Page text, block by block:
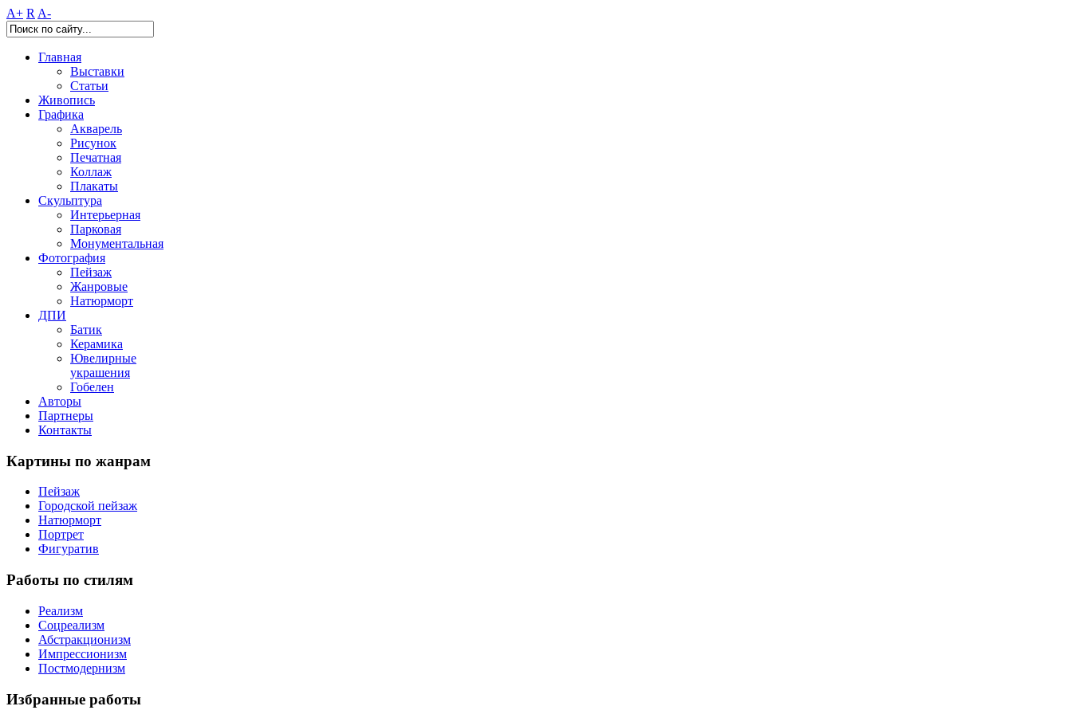
A+ R A-
Главная
Выставки
Статьи
Живопись
Графика
Акварель
Рисунок
Печатная
Коллаж
Плакаты
Скульптура
Интерьерная
Парковая
Монументальная
Фотография
Пейзаж
Жанровые
Натюрморт
ДПИ
Батик
Керамика
Ювелирные
украшения
Гобелен
Авторы
Партнеры
Контакты
Картины по жанрам
Пейзаж
Городской пейзаж
Натюрморт
Портрет
Фигуратив
Работы по стилям
Реализм
Соцреализм
Абстракционизм
Импрессионизм
Постмодернизм
Избранные работы